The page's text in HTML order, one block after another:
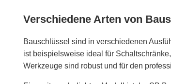
Verschiedene Arten von
Bauschlüssel sind in verschiedenen
ist beispielsweise ideal für
Werkzeuge sind robust und für den